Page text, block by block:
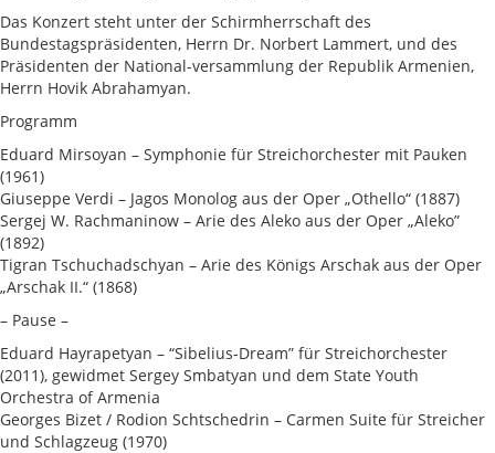
Das Konzert steht unter der Schirmherrschaft des
Bundestagspräsidenten, Herrn Dr. Norbert Lammert, und des
Präsidenten der National-versammlung der Republik Armenien,
Herrn Hovik Abrahamyan.
Programm
Eduard Mirsoyan – Symphonie für Streichorchester mit Pauken
(1961)
Giuseppe Verdi – Jagos Monolog aus der Oper „Othello“ (1887)
Sergej W. Rachmaninow – Arie des Aleko aus der Oper „Aleko”
(1892)
Tigran Tschuchadschyan – Arie des Königs Arschak aus der Oper
„Arschak II.“ (1868)
– Pause –
Eduard Hayrapetyan – “Sibelius-Dream” für Streichorchester
(2011), gewidmet Sergey Smbatyan und dem State Youth
Orchestra of Armenia
Georges Bizet / Rodion Schtschedrin – Carmen Suite für Streicher
und Schlagzeug (1970)